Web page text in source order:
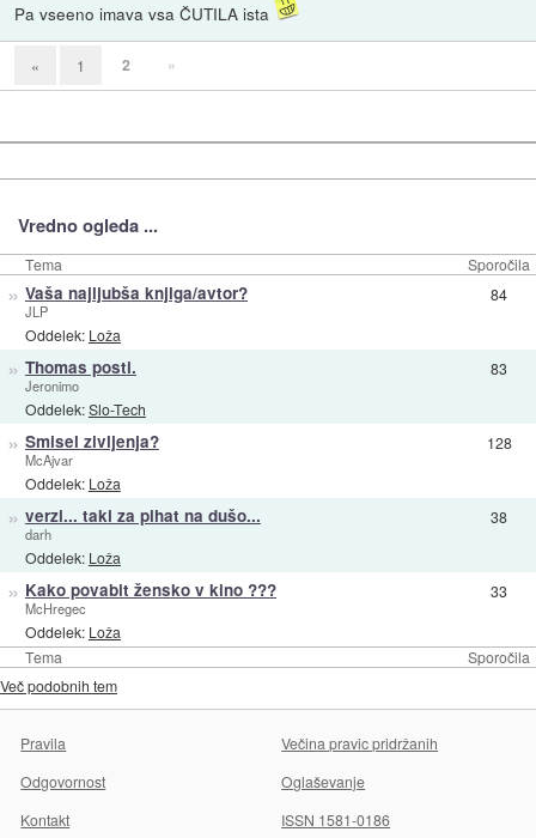
Pa vseeno imava vsa ČUTILA ista
« 1 2 »
Vredno ogleda ...
Tema Sporočila
Tema Sporočila
» Vaša najljubša knjiga/avtor?
JLP
Oddelek: Loža
84
» Thomas posti.
Jeronimo
Oddelek:Slo-Tech
83
» Smisel zivljenja?
McAjvar
Oddelek: Loža
128
» verzi... taki za pihat na dušo...
darh
Oddelek: Loža
38
» Kako povabit žensko v kino ???
McHregec
Oddelek: Loža
33
Več podobnih tem
Pravila
Večina pravic pridržanih
Odgovornost
Oglaševanje
Kontakt
ISSN 1581-0186